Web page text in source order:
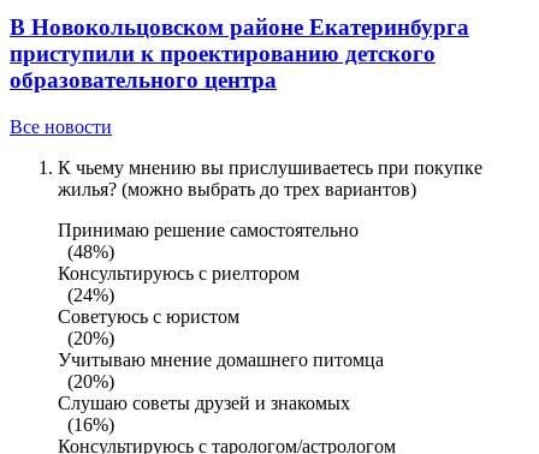
В Новокольцовском районе Екатеринбурга
приступили к проектированию детского
образовательного центра
Все новости
К чьему мнению вы прислушиваетесь при покупке
жилья? (можно выбрать до трех вариантов)
Принимаю решение самостоятельно
(48%)
Консультируюсь с риелтором
(24%)
Советуюсь с юристом
(20%)
Учитываю мнение домашнего питомца
(20%)
Слушаю советы друзей и знакомых
(16%)
Консультируюсь с тарологом/астрологом